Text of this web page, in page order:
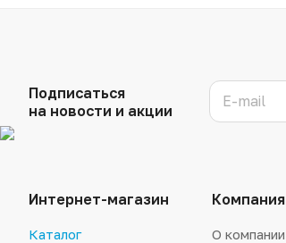
Подписаться
на новости и акции
Интернет-магазин
Каталог
Компания
О компании